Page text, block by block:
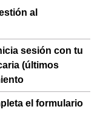
al
sesión con tu
(últimos
el formulario